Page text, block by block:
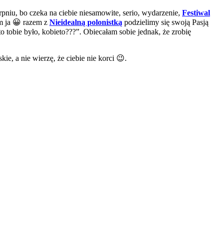
bo czeka na ciebie niesamowite, serio, wydarzenie, Festiwal
ja 😀 razem z Nieidealną polonistką podzielimy się swoją Pasją
było, kobieto???”. Obiecałam sobie jednak, że zrobię
a nie wierzę, że ciebie nie korci 😉.